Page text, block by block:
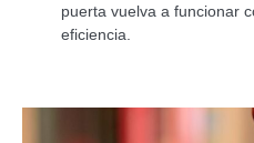
puerta vuelva a funcionar
eficiencia.